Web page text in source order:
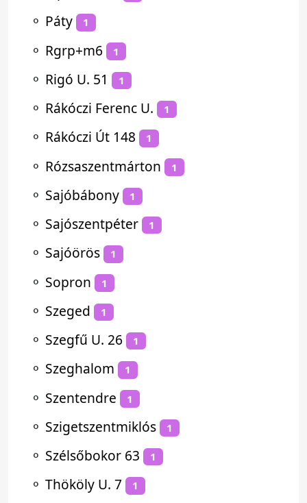
⚬ Páty 1
⚬ Rgrp+m6 1
⚬ Rigó U. 51 1
⚬ Rákóczi Ferenc U. 1
⚬ Rákóczi Út 148 1
⚬ Rózsaszentmárton 1
⚬ Sajóbábony 1
⚬ Sajószentpéter 1
⚬ Sajóörös 1
⚬ Sopron 1
⚬ Szeged 1
⚬ Szegfű U. 26 1
⚬ Szeghalom 1
⚬ Szentendre 1
⚬ Szigetszentmiklós 1
⚬ Szélsőbokor 63 1
⚬ Thököly U. 7 1